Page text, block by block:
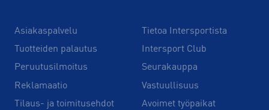
Asiakaspalvelu
Tuotteiden palautus
Peruutusilmoitus
Reklamaatio
Tilaus- ja toimitusehdot
Tietoa Intersportista
Intersport Club
Seurakauppa
Vastuullisuus
Avoimet työpaikat